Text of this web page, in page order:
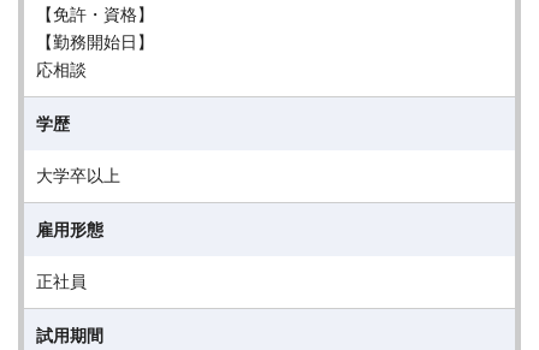
【免許・資格】
【勤務開始日】
応相談
学歴
大学卒以上
雇用形態
正社員
試用期間